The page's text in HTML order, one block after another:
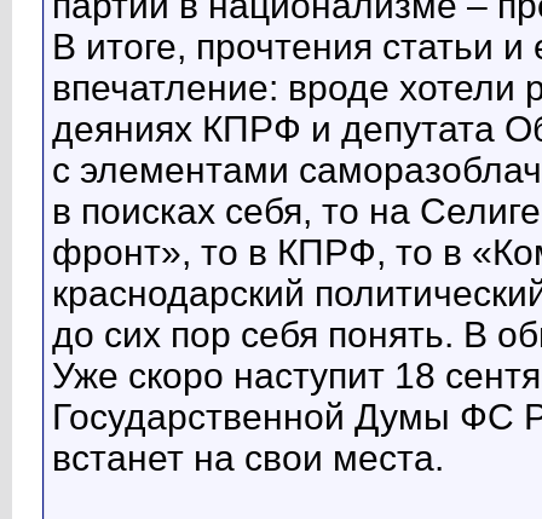
В итоге, прочтения статьи
впечатление: вроде
деяниях КПРФ и депутата
с элементами
в поисках себя, то на
фронт», то в КПРФ, то в
краснодарский
до сих пор себя понять. В
Уже скоро наступит 18
Государственной Думы ФС
встанет на свои места.